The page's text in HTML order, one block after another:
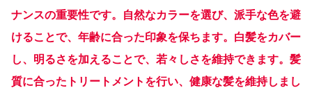
ナンスの重要性です。自然なカラーを選び、派手な色を避
けることで、年齢に合った印象を保ちます。白髪をカバー
し、明るさを加えることで、若々しさを維持できます。髪
質に合ったトリートメントを行い、健康な髪を維持しまし